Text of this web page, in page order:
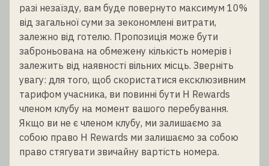
разі незаїзду, вам буде повернуто максимум 10%
від загальної суми за зекономлені витрати,
залежно від готелю. Пропозиція може бути
заброньована на обмежену кількість номерів і
залежить від наявності вільних місць. Зверніть
увагу: для того, щоб скористатися ексклюзивним
тарифом учасника, ви повинні бути H Rewards
членом клубу на момент вашого перебування.
Якщо ви не є членом клубу, ми залишаємо за
собою право H Rewards ми залишаємо за собою
право стягувати звичайну вартість номера.